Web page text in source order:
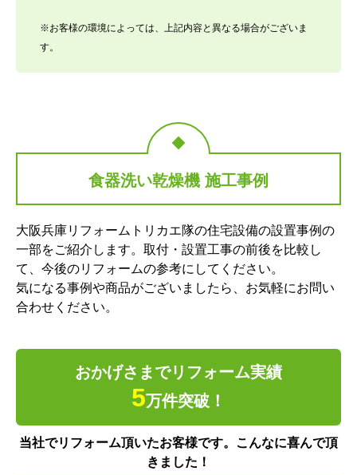
※お客様の環境によっては、上記内容と異なる場合がございま
す。
食器洗い乾燥機 施工事例
大阪兵庫リフォームトリカエ隊の住宅設備の設置事例の
一部をご紹介します。取付・設置工事の前後を比較し
て、今後のリフォームの参考にしてください。
気になる事例や商品がございましたら、お気軽にお問い
合わせください。
おかげさまでリフォーム実績
5万件突破！
当社でリフォーム頂いたお客様です。こんなに喜んで頂
きました！